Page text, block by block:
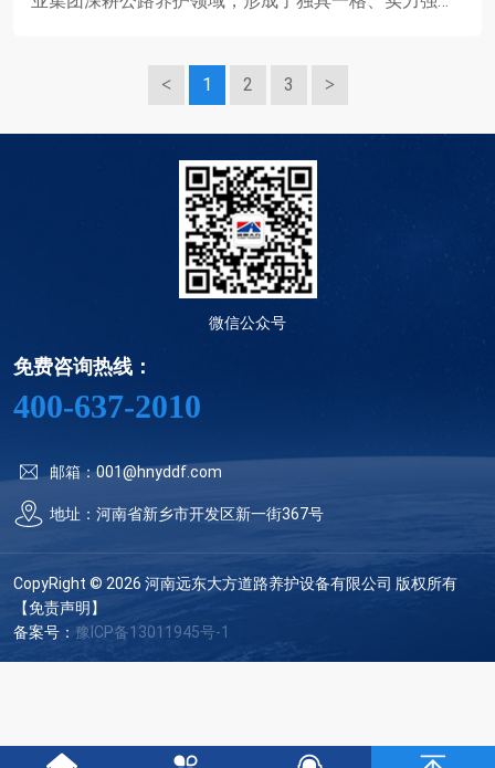
有效加强双方今后......
1 2 3
微信公众号
免费咨询热线：
400-637-2010
邮箱：001@hnyddf.com
地址：河南省新乡市开发区新一街367号
CopyRight © 2026 河南远东大方道路养护设备有限公司 版权所有
【免责声明】
备案号： 豫ICP备13011945号-1
豫公网安备 41070202000431号